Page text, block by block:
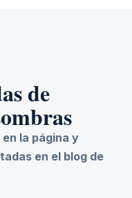
de
la página y
en el blog de